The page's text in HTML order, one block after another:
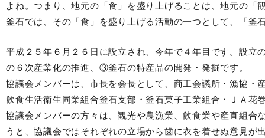
よね。つまり、地元の「食」を盛り上げることは、地元の
釜石では、その「食」を盛り上げる活動の一つとして、「
平成２５年６月２６日に設立され、今年で４年目です。設
の６次産業化の推進、③釜石の特産品の開発・発掘です。
協議会メンバーは、市長を会長として、商工会議所・漁協
飲食生活衛生同業組合釜石支部・釜石菓子工業組合・ＪＡ
協議会メンバーの方々は、観光や農漁業、飲食業や産直組
うと、協議会ではそれぞれの立場から歯に衣を着せぬ意見